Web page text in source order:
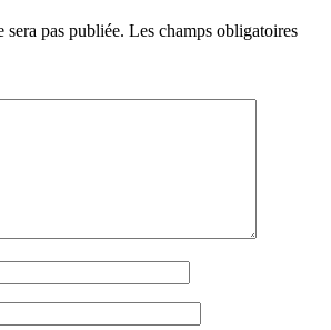
sera pas publiée. Les champs obligatoires